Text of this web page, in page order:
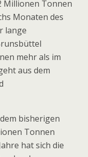
Millionen Tonnen
Monaten des
lange
mehr als im
aus dem
bisherigen
Tonnen
hat sich die